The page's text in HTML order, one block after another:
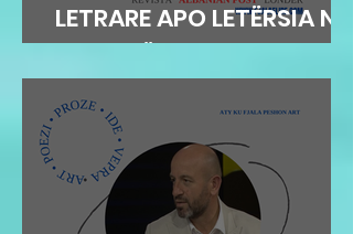
LETRARE APO LETËRSIA NË
KORNIZË